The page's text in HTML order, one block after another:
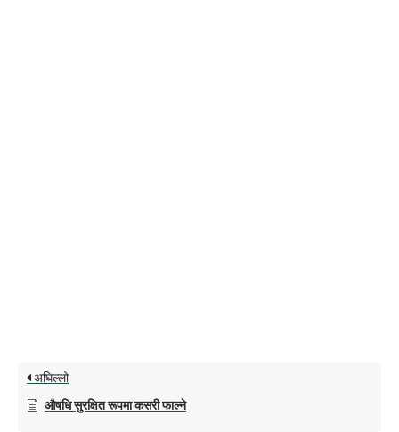
अघिल्लो
औषधि सुरक्षित रूपमा कसरी फाल्ने